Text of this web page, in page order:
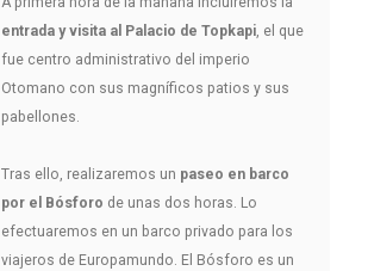
entrada y visita al Palacio de Topkapi, el que
fue centro administrativo del imperio
Otomano con sus magníficos patios y sus
pabellones.
Tras ello, realizaremos un paseo en barco
por el Bósforo de unas dos horas. Lo
efectuaremos en un barco privado para los
viajeros de Europamundo. El Bósforo es un